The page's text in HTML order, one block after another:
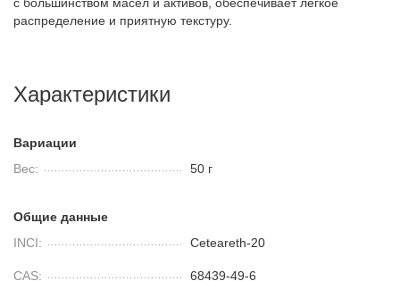
распределение и приятную текстуру.
Характеристики
Вариации
Вес:
50 г
Общие данные
INCI:
Ceteareth-20
CAS: 68439-49-6